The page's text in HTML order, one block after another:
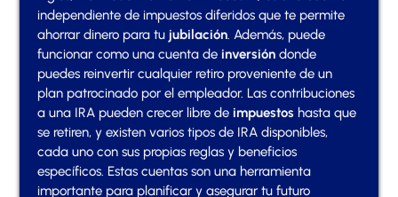
independiente de impuestos diferidos que te permite
ahorrar dinero para tu jubilación. Además, puede
funcionar como una cuenta de inversión donde
puedes reinvertir cualquier retiro proveniente de un
plan patrocinado por el empleador. Las contribuciones
a una IRA pueden crecer libre de impuestos hasta que
se retiren, y existen varios tipos de IRA disponibles,
cada uno con sus propias reglas y beneficios
específicos. Estas cuentas son una herramienta
importante para planificar y asegurar tu futuro